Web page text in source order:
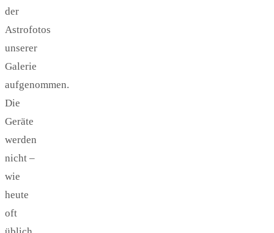
der
Astrofotos
unserer
Galerie
aufgenommen.
Die
Geräte
werden
nicht –
wie
heute
oft